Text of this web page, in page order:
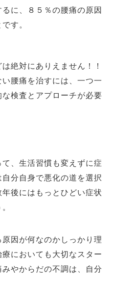
に、８５％の腰痛の原因
す。
絶対にありえません！！
腰痛を治すには、一つ一
検査とアプローチが必要
、生活習慣も変えずに症
分自身で悪化の道を選択
後にはもっとひどい症状
因が何なのかしっかり理
においても大切なスター
やからだの不調は、自分